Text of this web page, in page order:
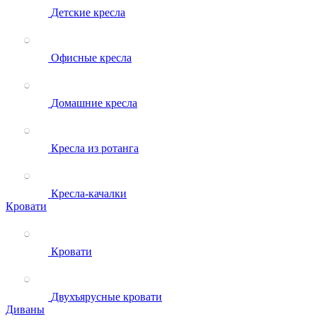
Детские кресла
Офисные кресла
Домашние кресла
Кресла из ротанга
Кресла-качалки
Кровати
Кровати
Двухъярусные кровати
Диваны